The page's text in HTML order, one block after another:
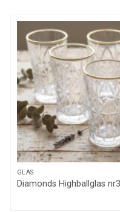
GLAS
Diamonds Highballglas